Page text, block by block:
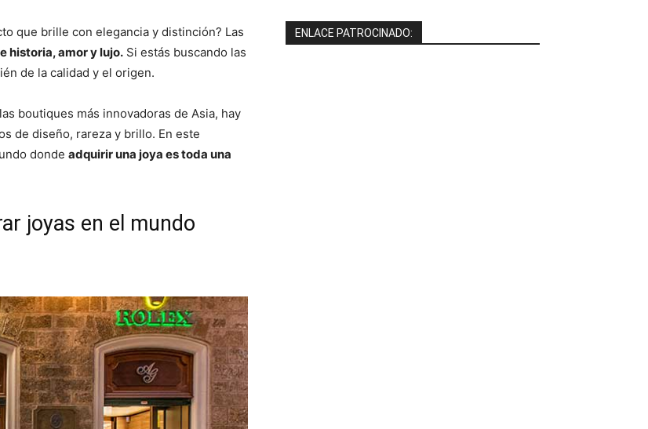
que brille con elegancia y distinción? Las
historia, amor y lujo. Si estás buscando las
de la calidad y el origen.
boutiques más innovadoras de Asia, hay
de diseño, rareza y brillo. En este
donde adquirir una joya es toda una
joyas en el mundo
ENLACE PATROCINADO: